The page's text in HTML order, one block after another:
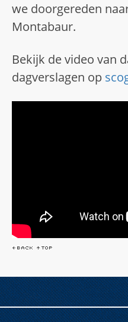
we doorgereden
Montabaur.
Bekijk de video van
dagverslagen op